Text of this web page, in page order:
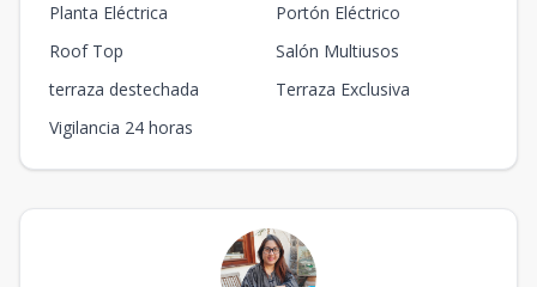
Planta Eléctrica
Portón Eléctrico
Roof Top
Salón Multiusos
terraza destechada
Terraza Exclusiva
Vigilancia 24 horas